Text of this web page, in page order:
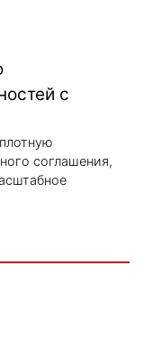
с
соглашения,